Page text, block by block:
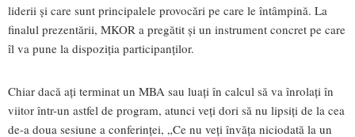
liderii şi care sunt principalele provocări pe care le întâmpină. La
finalul prezentării, MKOR a pregătit şi un instrument concret pe care
îl va pune la dispoziţia participanţilor.
Chiar dacă aţi terminat un MBA sau luaţi în calcul să va înrolaţi în
viitor într-un astfel de program, atunci veţi dori să nu lipsiţi de la cea
de-a doua sesiune a conferinţei, „Ce nu veţi învăţa niciodată la un